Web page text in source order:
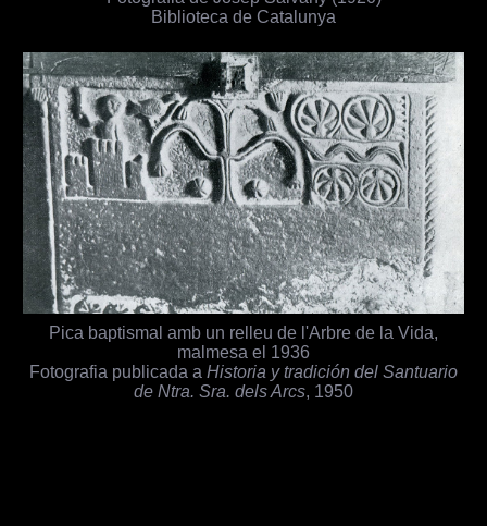
Biblioteca de Catalunya
Pica baptismal amb un relleu de l'Arbre de la Vida,
malmesa el 1936
Fotografia publicada a Historia y tradición del Santuario
de Ntra. Sra. dels Arcs, 1950